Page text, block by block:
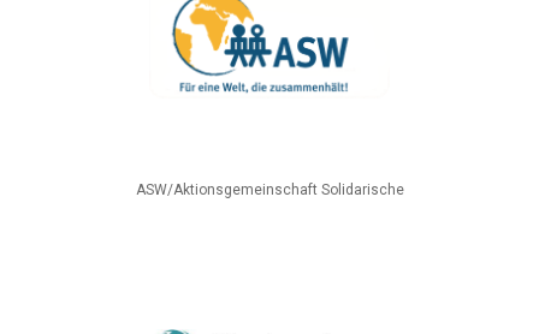
ASW/Aktionsgemeinschaft Solidarische